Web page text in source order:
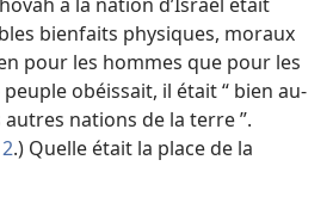
bienfaits physiques, moraux
pour les hommes que pour les
obéissait, il était “ bien au-
nations de la terre ”.
.) Quelle était la place de la